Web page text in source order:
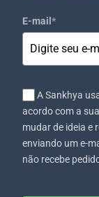
E-mail *
A Sankhya
acordo com a
mudar de ideia e
enviando um e-
não recebe